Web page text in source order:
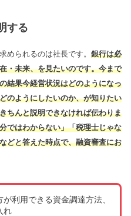
する
められるのは社長です。 銀行は必
・未来、を見たいのです。今まで
結果今経営状況はどのようになっ
のようにしたいのか、が知りたい
ちんと説明できなければ伝わりま
ではわからない」「税理士じゃな
どと答えた時点で、融資審査にお
利用できる資金調達方法、
れ